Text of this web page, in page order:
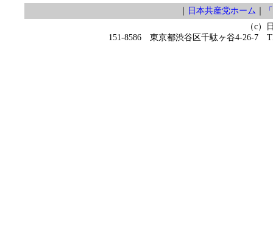
｜ 日本共産党ホーム ｜
（c）
151-8586 東京都渋谷区千駄ヶ谷4-26-7